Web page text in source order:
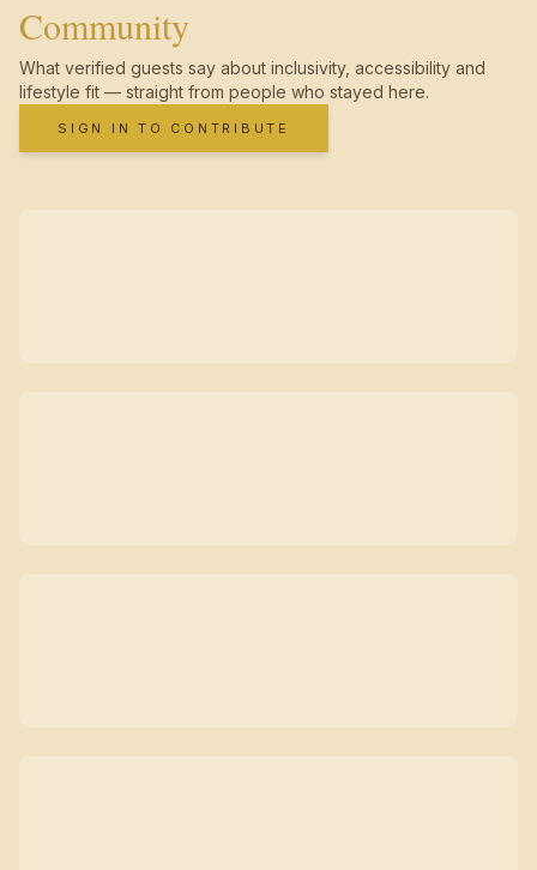
Community
What verified guests say about inclusivity, accessibility and
lifestyle fit — straight from people who stayed here.
SIGN IN TO CONTRIBUTE